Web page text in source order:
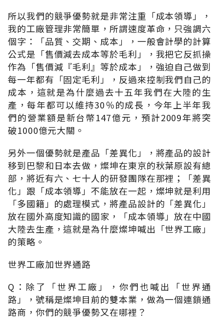
所以我們的競爭優勢就是非常注重「成本領導」，
我的工廠管理非常簡單，所謂速度革命，只強調六
個字：「品質、交期、成本」，一般會計學的計算
公式是「售價減去成本等於毛利」，我把它反抓操
作為「售價減『毛利』等於成本」，強迫自己做到
每一年都有「固定毛利」，反過來控制我們自己的
成本，這就是為什麼過去十五年我們在大陸的生
產，每年都可以維持30％的成長，今年上半年我
們的營業額是新台幣147億元，預計2009年將突
破1000億元大關。
另外一個優勢就是產品「差異化」，將產品的設計
移到巴黎和日本去做，燦坤在東京的秋葉原設有總
部，將近有六、七十人的研發團隊在那裡；「差異
化」跟「成本領導」不能放在一起，燦坤就是利用
「多國籍」的處理模式，將產品設計的「差異化」
放在國外高度知識的國家，「成本領導」放在中國
大陸去生產，這就是為什麼燦坤喊出「世界工廠」
的策略。
世界工廠加世界通路
Q：除了「世界工廠」，你們也喊出「世界通
路」，號稱是燦坤目前的雙本業，做為一個連鎖通
路商，你們的競爭優勢又在哪裡？